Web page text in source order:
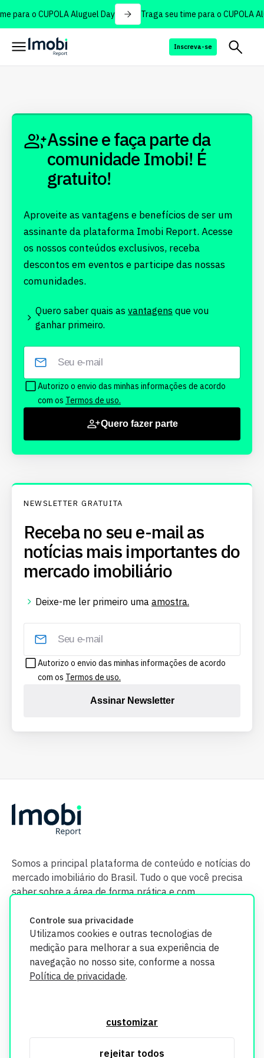
para o CUPOLA Aluguel Day Traga seu time para o CUPOLA
Inscreva-se
Controle sua privacidade
Utilizamos cookies e outras tecnologias de
medição para melhorar a sua experiência de
navegação no nosso site, conforme a nossa
Política de privacidade.
customizar
rejeitar todos
Assine e faça parte da
comunidade Imobi! É
gratuito!
Aproveite as vantagens e benefícios de ser um
assinante da plataforma Imobi Report. Acesse
os nossos conteúdos exclusivos, receba
descontos em eventos e participe das nossas
comunidades.
Quero saber quais as vantagens que vou
ganhar primeiro.
Autorizo o envio das minhas informações de acordo
com os Termos de uso.
Quero fazer parte
NEWSLETTER GRATUITA
Receba no seu e-mail as
notícias mais importantes do
mercado imobiliário
Deixe-me ler primeiro uma amostra.
Autorizo o envio das minhas informações de acordo
com os Termos de uso.
Assinar Newsletter
Somos a principal plataforma de conteúdo e notícias do
mercado imobiliário do Brasil. Tudo o que você precisa
saber sobre a área de forma prática e com
segurança. Todos os dados coletados em nosso site são
utilizados exclusivamente para fins de aprimoramento de
informações, consulte nossa Política de Privacidade.